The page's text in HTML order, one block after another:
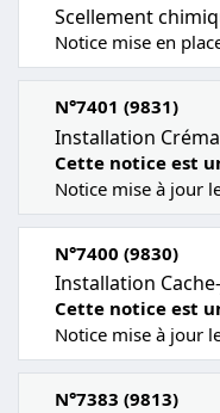
Scellement
Notice mise en
N°7401 (9831)
Installation
Cette notice est
Notice mise à jour
N°7400 (9830)
Installation
Cette notice est
Notice mise à jour
N°7383 (9813)